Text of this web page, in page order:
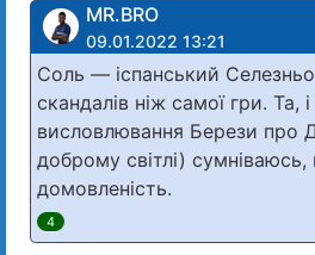
MR.BRO
09.01.2022 13:21
Соль — іспанський
скандалів ніж самої гри. Та,
висловлювання Берези про
доброму світлі)
домовленість.
4